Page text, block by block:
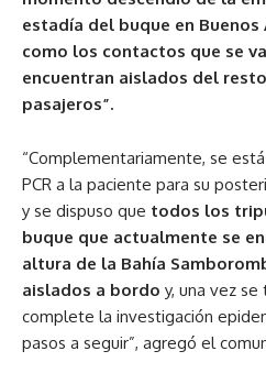
estadía del buque en
como los contactos que se
encuentran aislados del
pasajeros”.
“Complementariamente, se
PCR a la paciente para su
y se dispuso que todos los
buque que actualmente se
altura de la Bahía
aislados a bordo y, una vez
complete la investigación
pasos a seguir”, agregó el